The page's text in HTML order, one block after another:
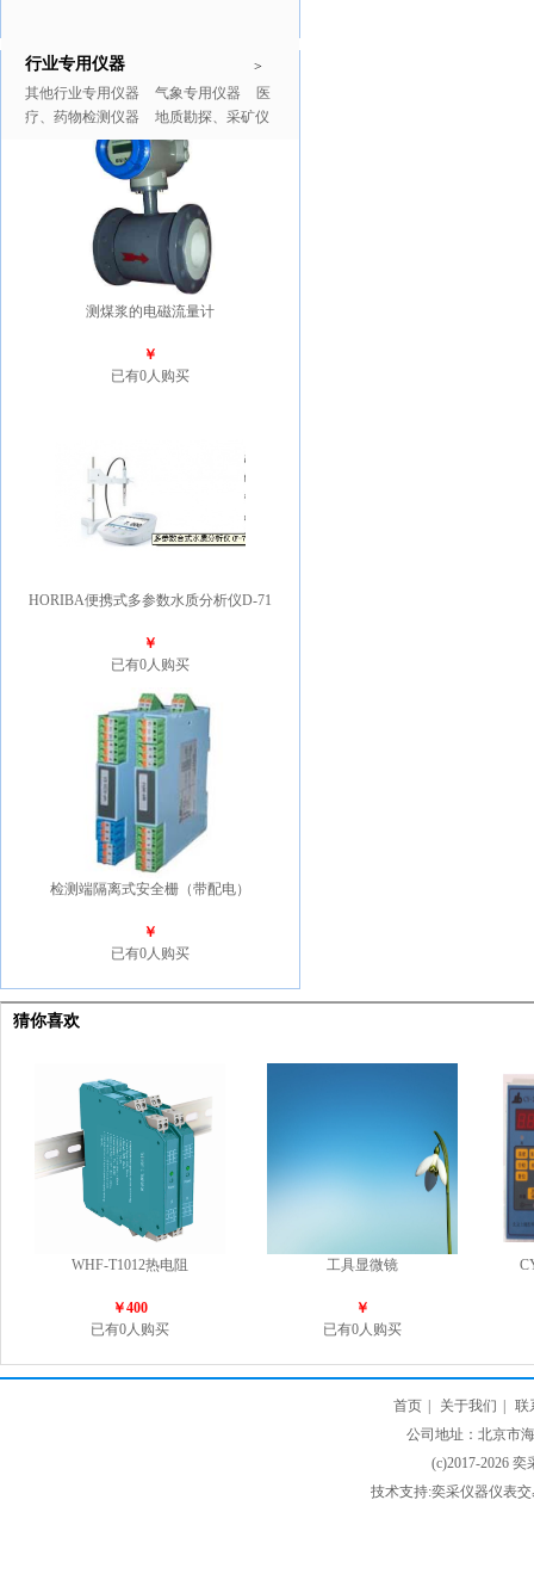
>
行业专用仪器
其他行业专用仪器 气象专用仪器
医
疗、药物检测仪器
地质勘探、采矿仪
推广商品 更多>>
测煤浆的电磁流量计
￥
已有0人购买
HORIBA便携式多参数水质分析仪D-71
￥
已有0人购买
检测端隔离式安全栅（带配电）
￥
已有0人购买
猜你喜欢
WHF-T1012热电阻
￥400
已有0人购买
工具显微镜
￥
已有0人购买
首页 关于我们
联
公司地址：北京市
(c)2017-2026
技术支持:奕采仪器仪表